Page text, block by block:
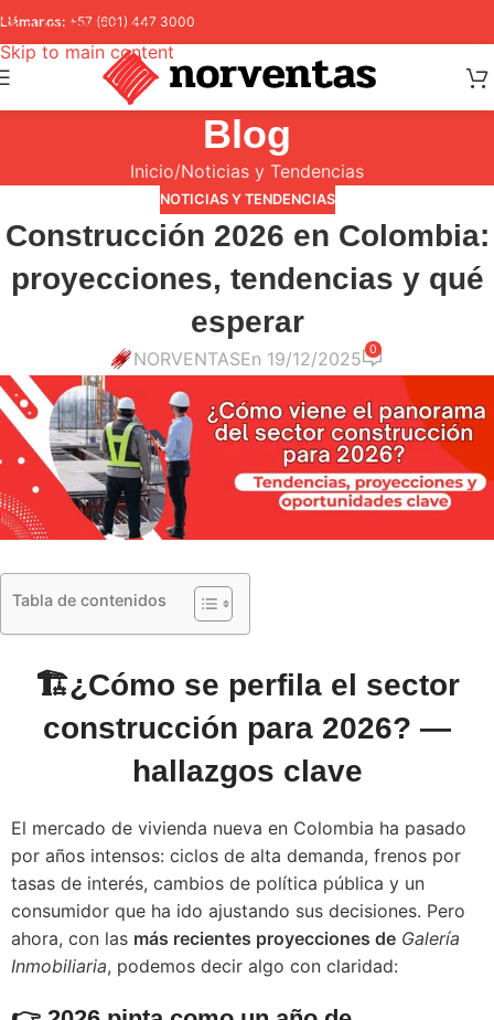
Skip to navigation
Skip to main content
Llámanos: +57 (601) 447 3000
Blog
Inicio Noticias y Tendencias
NOTICIAS Y TENDENCIAS
Construcción 2026 en Colombia:
proyecciones, tendencias y qué
esperar
NORVENTASEn 19/12/2025 0
Tabla de contenidos
🏗️¿Cómo se perfila el sector
construcción para 2026? —
hallazgos clave
El mercado de vivienda nueva en Colombia ha pasado
por años intensos: ciclos de alta demanda, frenos por
tasas de interés, cambios de política pública y un
consumidor que ha ido ajustando sus decisiones. Pero
ahora, con las más recientes proyecciones de Galería
Inmobiliaria, podemos decir algo con claridad: